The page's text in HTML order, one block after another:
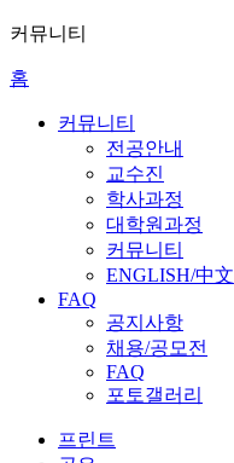
커뮤니티
홈
커뮤니티
전공안내
교수진
학사과정
대학원과정
커뮤니티
ENGLISH/中文
FAQ
공지사항
채용/공모전
FAQ
포토갤러리
프린트